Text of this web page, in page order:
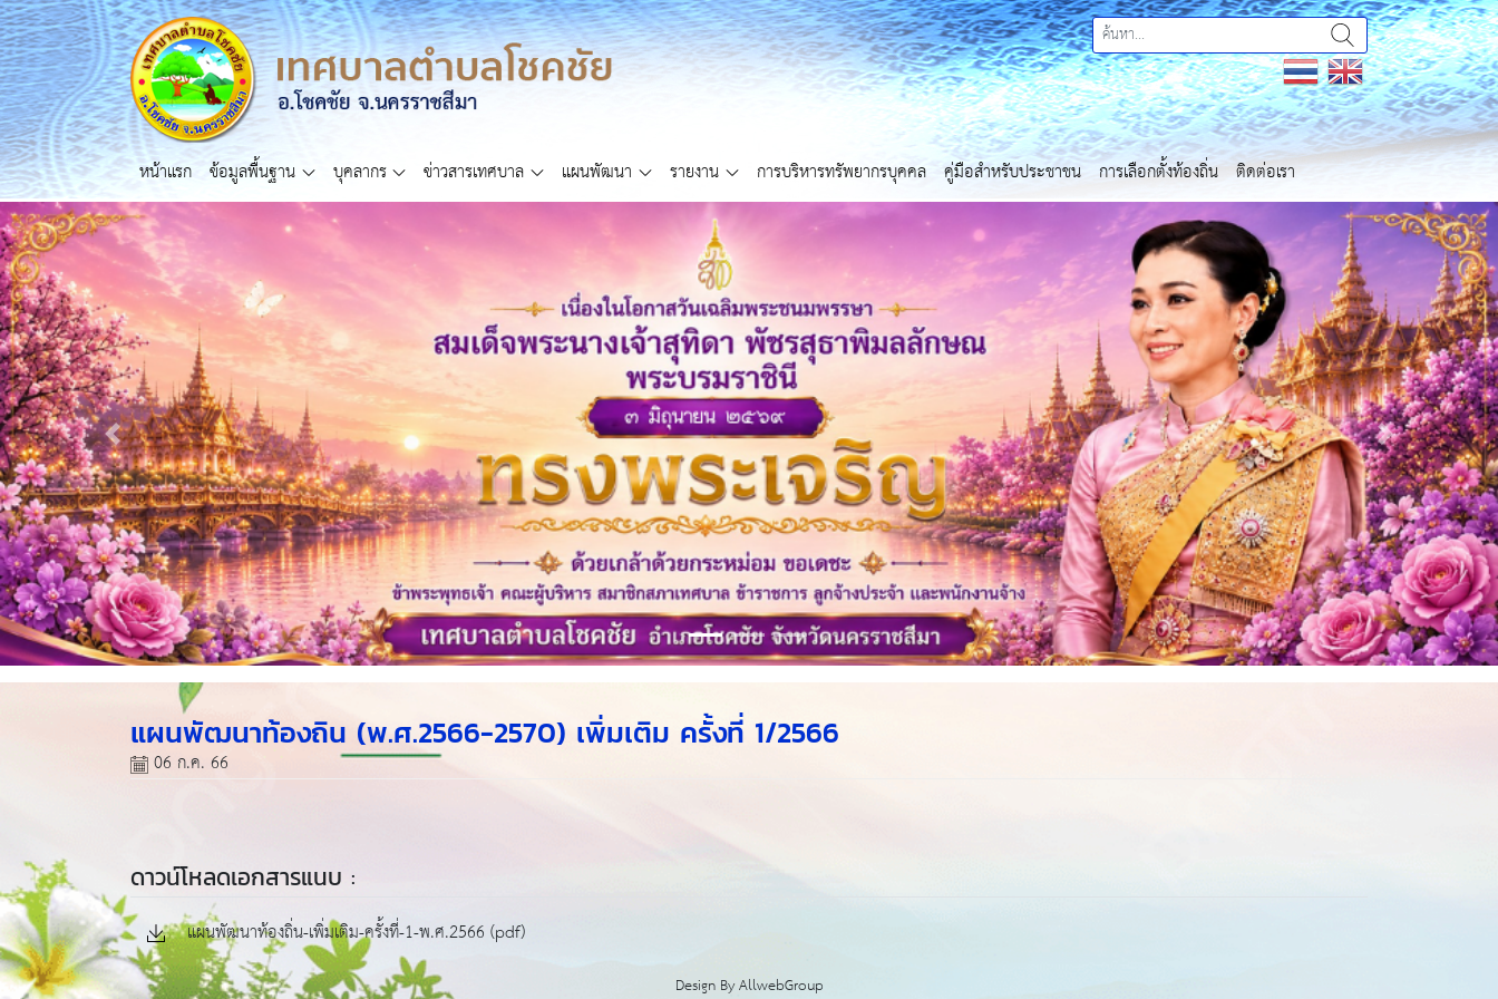
หน้าแรก ข้อมูลพื้นฐาน บุคลากร ข่าวสารเทศบาล แผนพัฒนา รายงาน การบริหารทรัพยากรบุคคล คู่มือสำหรับประชาชน การเลือกตั้งท้องถิ่น ติดต่อเรา
Previous Next
แผนพัฒนาท้องถิน (พ.ศ.2566-2570) เพิ่มเติม ครั้งที่ 1/2566
06 ก.ค. 66
ดาวน์โหลดเอกสารแนบ :
แผนพัฒนาท้องถิ่น-เพิ่มเติม-ครั้งที่-1-พ.ศ.2566 (pdf)
Design ByAllwebGroup